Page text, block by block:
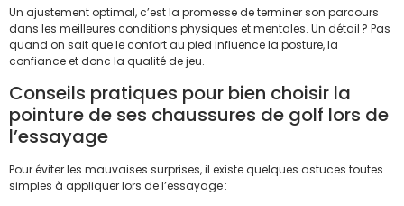
Un ajustement optimal, c’est la promesse de terminer son parcours
dans les meilleures conditions physiques et mentales. Un détail ? Pas
quand on sait que le confort au pied influence la posture, la
confiance et donc la qualité de jeu.
Conseils pratiques pour bien choisir la
pointure de ses chaussures de golf lors de
l’essayage
Pour éviter les mauvaises surprises, il existe quelques astuces toutes
simples à appliquer lors de l’essayage :